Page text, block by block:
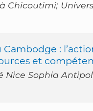
Chicoutimi;
:
et
Nice Sophia